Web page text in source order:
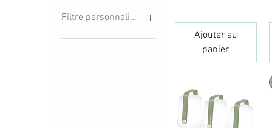
Filtre personnalisé
Fermob
Ajouter au
panier